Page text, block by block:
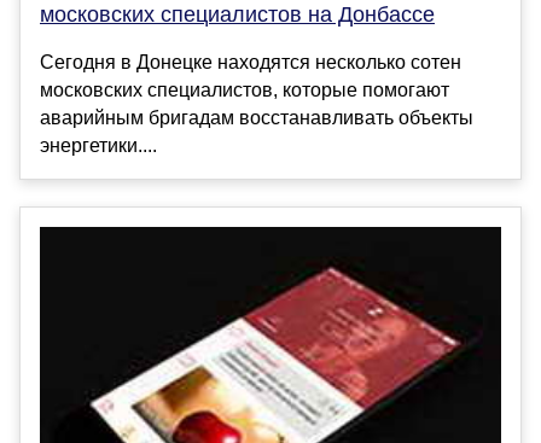
московских специалистов на Донбассе
Сегодня в Донецке находятся несколько сотен
московских специалистов, которые помогают
аварийным бригадам восстанавливать объекты
энергетики....